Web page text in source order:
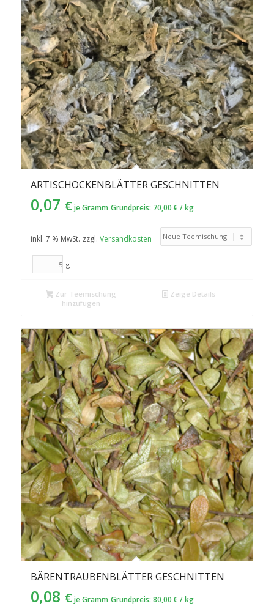
Reihenfolge
zu
sortieren
ARTISCHOCKENBLÄTTER GESCHNITTEN
0,07 € je Gramm Grundpreis: 70,00 € /kg
inkl. 7 % MwSt. zzgl. Versandkosten
g
Zur Teemischung
hinzufügen
Zeige Details
BÄRENTRAUBENBLÄTTER GESCHNITTEN
0,08 € je Gramm Grundpreis: 80,00 € /kg